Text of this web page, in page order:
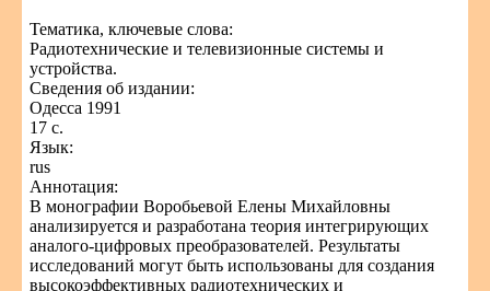
Тематика, ключевые слова:
Радиотехнические и телевизионные системы и
устройства.
Сведения об издании:
Одесса 1991
17 с.
Язык:
rus
Аннотация:
В монографии Воробьевой Елены Михайловны
анализируется и разработана теория интегрирующих
аналого-цифровых преобразователей. Результаты
исследований могут быть использованы для создания
высокоэффективных радиотехнических и